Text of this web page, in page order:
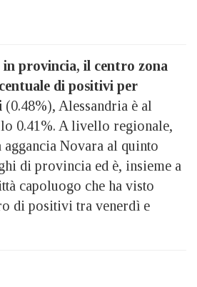
provincia, il centro zona
di positivi per
(0.48%), Alessandria è al
0.41%. A livello regionale,
aggancia Novara al quinto
di provincia ed è, insieme a
capoluogo che ha visto
di positivi tra venerdì e